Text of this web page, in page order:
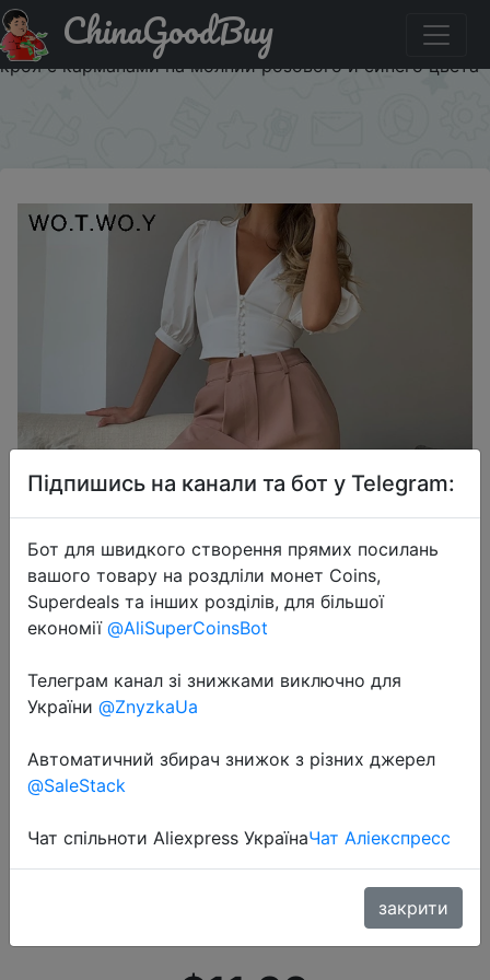
Придбати по акціи Женские узкие брюки с высокой
талией WOTWOY, весенние офисные брюки свободного
кроя с карманами на молнии розового и синего цвета
ChinaGoodBuy
2022-07-08
Женские узкие брюки с высокой
офисные брюки свободного кроя с
карманами на молнии розового и
Підпишись на канали та бот у Telegram:
Бот для швидкого створення прямих посилань
вашого товару на роздліли монет Coins,
Superdeals та інших розділів, для більшої
економії @AliSuperCoinsBot
Телеграм канал зі знижками виключно для
України @ZnyzkaUa
Автоматичний збирач знижок з різних джерел
@SaleStack
Чат спільноти Aliexpress УкраїнаЧат Аліекспресс
закрити